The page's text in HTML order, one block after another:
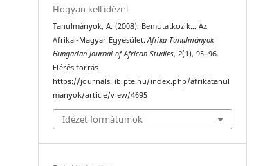
Hogyan kell idézni
Tanulmányok, A. (2008). Bemutatkozik… Az
Afrikai-Magyar Egyesület.Afrika Tanulmányok
Hungarian Journal of African Studies,2(1), 95–96.
Elérés forrás
https://journals.lib.pte.hu/index.php/afrikatanul
manyok/article/view/4695
Idézet formátumok